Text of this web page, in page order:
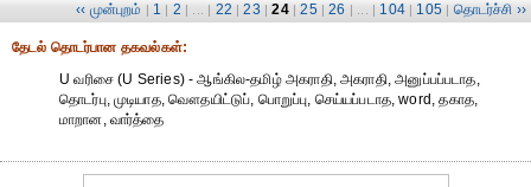
‹‹ முன்புறம் | 1 | 2 | ... | 22 | 23 | 24 | 25 | 26 | ... | 104 | 105 | தொடர்ச்சி ››
தேட‌ல் தொட‌ர்பான தகவ‌ல்க‌ள்:
U வரிசை (U Series) - ஆங்கில-தமிழ் அகராதி, அகராதி, அனுப்பப்படாத,
தொடர்பு, முடியாத, வௌதயிட்டுப், பொறுப்பு, செய்யப்படாத, word, தகாத,
மாறான, வார்த்தை